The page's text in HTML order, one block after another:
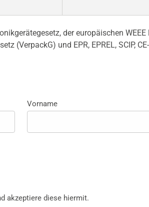
der europäischen
(VerpackG) und EPR, EPREL, SCIP,
Vorname
akzeptiere diese hiermit.